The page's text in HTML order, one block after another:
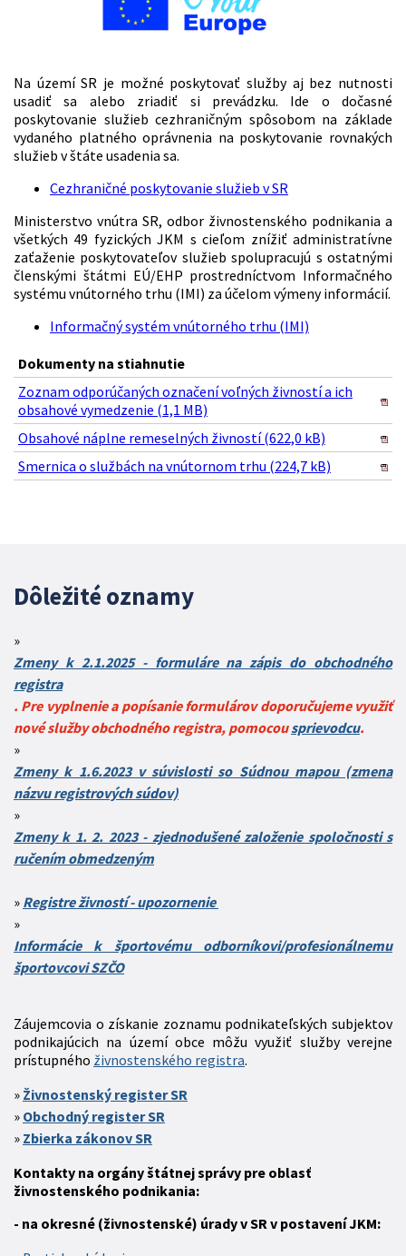
Na území SR je možné poskytovať služby aj bez nutnosti
usadiť sa alebo zriadiť si prevádzku. Ide o dočasné
poskytovanie služieb cezhraničným spôsobom na základe
vydaného platného oprávnenia na poskytovanie rovnakých
služieb v štáte usadenia sa.
Cezhraničné poskytovanie služieb v SR
Ministerstvo vnútra SR, odbor živnostenského podnikania a
všetkých 49 fyzických JKM s cieľom znížiť administratívne
zaťaženie poskytovateľov služieb spolupracujú s ostatnými
členskými štátmi EÚ/EHP prostredníctvom Informačného
systému vnútorného trhu (IMI) za účelom výmeny informácií.
Informačný systém vnútorného trhu (IMI)
Dokumenty na stiahnutie
Zoznam odporúčaných označení voľných živností a ich
obsahové vymedzenie (1,1 MB)
Obsahové náplne remeselných živností (622,0 kB)
Smernica o službách na vnútornom trhu (224,7 kB)
Dôležité oznamy
Zmeny k 2.1.2025 - formuláre na zápis do obchodného
registra
. Pre vyplnenie a popísanie formulárov doporučujeme využiť
nové služby obchodného registra, pomocousprievodcu.
Zmeny k 1.6.2023 v súvislosti so Súdnou mapou (zmena
názvu registrových súdov)
Zmeny k 1. 2. 2023 - zjednodušené založenie spoločnosti s
ručením obmedzeným
Registre živností - upozornenie
Informácie k športovému odborníkovi/profesionálnemu
športovcovi SZČO
Záujemcovia o získanie zoznamu podnikateľských subjektov
podnikajúcich na území obce môžu využiť služby verejne
prístupného živnostenského registra.
Živnostenský registerSR
Obchodný register SR
Zbierka zákonov SR
Kontakty na orgány štátnej správy pre oblasť
živnostenského podnikania:
- na okresné (živnostenské) úrady v SR v postavení JKM: